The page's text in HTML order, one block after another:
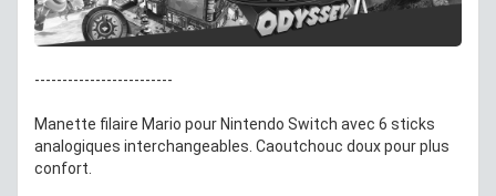
-------------------------
Manette filaire Mario pour Nintendo Switch avec 6 sticks
analogiques interchangeables. Caoutchouc doux pour plus
confort.